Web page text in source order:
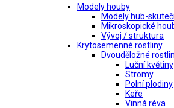
Modely houby
Modely hub-
Mikroskopické
Vývoj / struktura
Krytosemenné rostliny
Dvouděložné
Luční květiny
Stromy
Polní plodiny
Keře
Vinná réva